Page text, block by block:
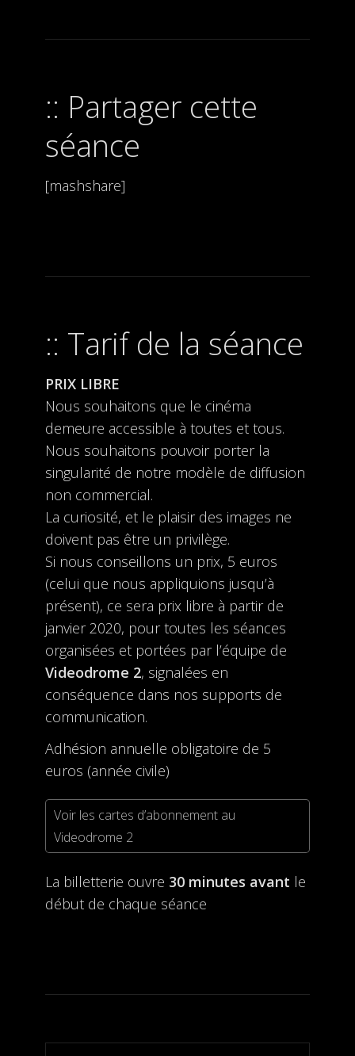
Partager cette
séance
[mashshare]
Tarif de la séance
PRIX LIBRE
Nous souhaitons que le cinéma
demeure accessible à toutes et tous.
Nous souhaitons pouvoir porter la
singularité de notre modèle de diffusion
non commercial.
La curiosité, et le plaisir des images ne
doivent pas être un privilège.
Si nous conseillons un prix, 5 euros
(celui que nous appliquions jusqu’à
présent), ce sera prix libre à partir de
janvier 2020, pour toutes les séances
organisées et portées par l’équipe de
Videodrome 2, signalées en
conséquence dans nos supports de
communication.
Adhésion annuelle obligatoire de 5
euros (année civile)
Voir les cartes d’abonnement au
Videodrome 2
La billetterie ouvre 30 minutes avant le
début de chaque séance